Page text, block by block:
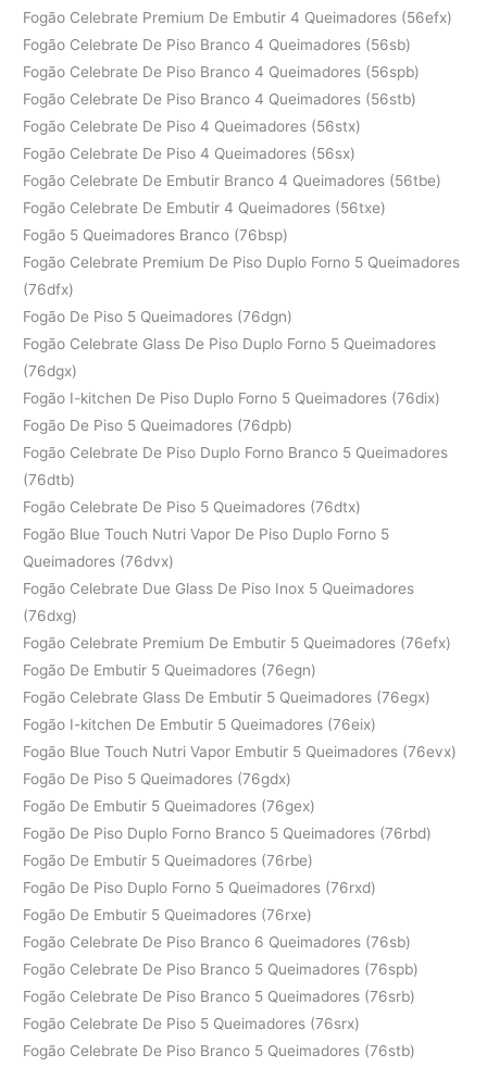
Fogão Celebrate Premium De Embutir 4 Queimadores (56efx)
Fogão Celebrate De Piso Branco 4 Queimadores (56sb)
Fogão Celebrate De Piso Branco 4 Queimadores (56spb)
Fogão Celebrate De Piso Branco 4 Queimadores (56stb)
Fogão Celebrate De Piso 4 Queimadores (56stx)
Fogão Celebrate De Piso 4 Queimadores (56sx)
Fogão Celebrate De Embutir Branco 4 Queimadores (56tbe)
Fogão Celebrate De Embutir 4 Queimadores (56txe)
Fogão 5 Queimadores Branco (76bsp)
Fogão Celebrate Premium De Piso Duplo Forno 5 Queimadores
(76dfx)
Fogão De Piso 5 Queimadores (76dgn)
Fogão Celebrate Glass De Piso Duplo Forno 5 Queimadores
(76dgx)
Fogão I-kitchen De Piso Duplo Forno 5 Queimadores (76dix)
Fogão De Piso 5 Queimadores (76dpb)
Fogão Celebrate De Piso Duplo Forno Branco 5 Queimadores
(76dtb)
Fogão Celebrate De Piso 5 Queimadores (76dtx)
Fogão Blue Touch Nutri Vapor De Piso Duplo Forno 5
Queimadores (76dvx)
Fogão Celebrate Due Glass De Piso Inox 5 Queimadores
(76dxg)
Fogão Celebrate Premium De Embutir 5 Queimadores (76efx)
Fogão De Embutir 5 Queimadores (76egn)
Fogão Celebrate Glass De Embutir 5 Queimadores (76egx)
Fogão I-kitchen De Embutir 5 Queimadores (76eix)
Fogão Blue Touch Nutri Vapor Embutir 5 Queimadores (76evx)
Fogão De Piso 5 Queimadores (76gdx)
Fogão De Embutir 5 Queimadores (76gex)
Fogão De Piso Duplo Forno Branco 5 Queimadores (76rbd)
Fogão De Embutir 5 Queimadores (76rbe)
Fogão De Piso Duplo Forno 5 Queimadores (76rxd)
Fogão De Embutir 5 Queimadores (76rxe)
Fogão Celebrate De Piso Branco 6 Queimadores (76sb)
Fogão Celebrate De Piso Branco 5 Queimadores (76spb)
Fogão Celebrate De Piso Branco 5 Queimadores (76srb)
Fogão Celebrate De Piso 5 Queimadores (76srx)
Fogão Celebrate De Piso Branco 5 Queimadores (76stb)